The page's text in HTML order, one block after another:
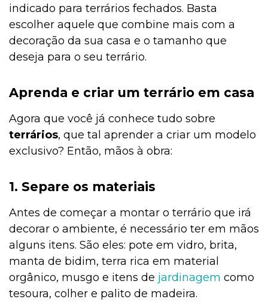
indicado para terrários fechados. Basta
escolher aquele que combine mais com a
decoração da sua casa e o tamanho que
deseja para o seu terrário.
Aprenda e criar um terrário em casa
Agora que você já conhece tudo sobre
terrários, que tal aprender a criar um modelo
exclusivo? Então, mãos à obra:
1. Separe os materiais
Antes de começar a montar o terrário que irá
decorar o ambiente, é necessário ter em mãos
alguns itens. São eles: pote em vidro, brita,
manta de bidim, terra rica em material
orgânico, musgo e itens de jardinagem como
tesoura, colher e palito de madeira.